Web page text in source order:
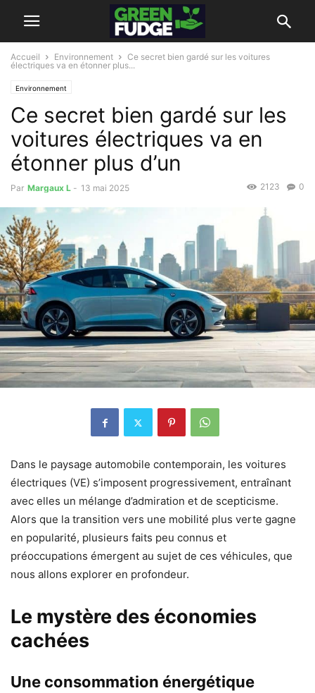
Accueil Environnement
Ce secret bien gardé sur les voitures
électriques va en étonner plus...
Environnement
Ce secret bien gardé sur les
voitures électriques va en
étonner plus d’un
Par Margaux L - 13 mai 2025 0
2123
Dans le paysage automobile contemporain, les voitures
électriques (VE) s’imposent progressivement, entraînant
avec elles un mélange d’admiration et de scepticisme.
Alors que la transition vers une mobilité plus verte gagne
en popularité, plusieurs faits peu connus et
préoccupations émergent au sujet de ces véhicules, que
nous allons explorer en profondeur.
Le mystère des économies
cachées
Une consommation énergétique